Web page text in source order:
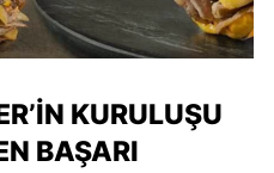
KURULUŞU
BAŞARI